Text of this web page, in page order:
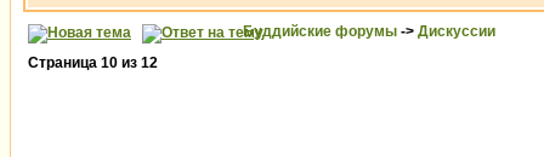
Буддийские форумы -> Дискуссии
Страница 10 из 12